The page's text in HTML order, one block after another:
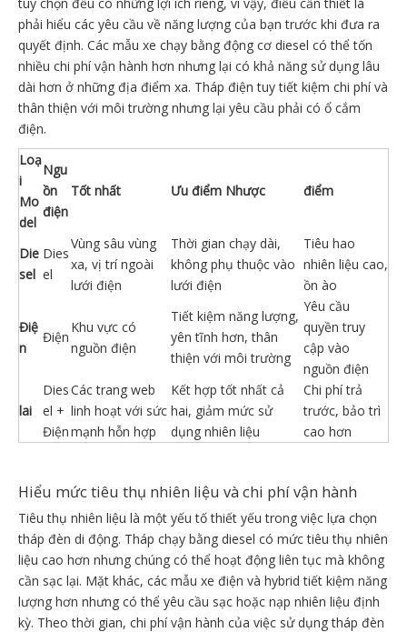
phải hiểu các yêu cầu về năng lượng của bạn trước khi đưa ra
quyết định. Các mẫu xe chạy bằng động cơ diesel có thể tốn
nhiều chi phí vận hành hơn nhưng lại có khả năng sử dụng lâu
dài hơn ở những địa điểm xa. Tháp điện tuy tiết kiệm chi phí và
thân thiện với môi trường nhưng lại yêu cầu phải có ổ cắm
điện.
Loạ
i
Mo
del
Ngu
ồn
điện
Tốt nhất Ưu điểm Nhược điểm
Die
sel
Dies
el
Vùng sâu vùng
xa, vị trí ngoài
lưới điện
Thời gian chạy dài,
không phụ thuộc vào
lưới điện
Tiêu hao
nhiên liệu cao,
ồn ào
Điệ
n
Điện
Khu vực có
nguồn điện
Tiết kiệm năng lượng,
yên tĩnh hơn, thân
thiện với môi trường
Yêu cầu
quyền truy
cập vào
nguồn điện
lai
Dies
el +
Điện
Các trang web
linh hoạt với sức
mạnh hỗn hợp
Kết hợp tốt nhất cả
hai, giảm mức sử
dụng nhiên liệu
Chi phí trả
trước, bảo trì
cao hơn
Hiểu mức tiêu thụ nhiên liệu và chi phí vận hành
Tiêu thụ nhiên liệu là một yếu tố thiết yếu trong việc lựa chọn
tháp đèn di động. Tháp chạy bằng diesel có mức tiêu thụ nhiên
liệu cao hơn nhưng chúng có thể hoạt động liên tục mà không
cần sạc lại. Mặt khác, các mẫu xe điện và hybrid tiết kiệm năng
lượng hơn nhưng có thể yêu cầu sạc hoặc nạp nhiên liệu định
kỳ. Theo thời gian, chi phí vận hành của việc sử dụng tháp đèn